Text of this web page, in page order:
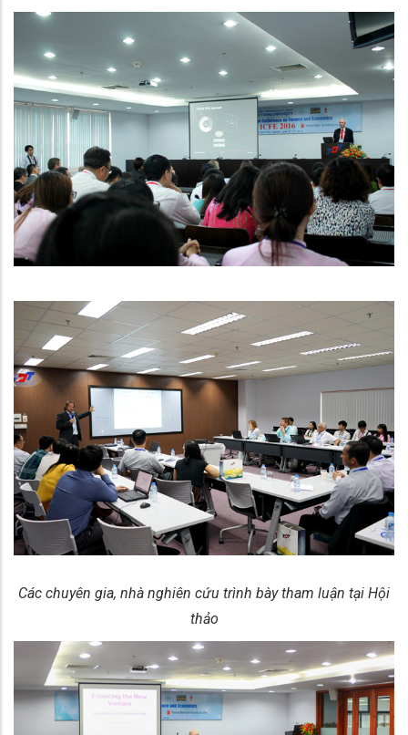
Các chuyên gia, nhà nghiên cứu trình bày tham luận tại Hội
thảo